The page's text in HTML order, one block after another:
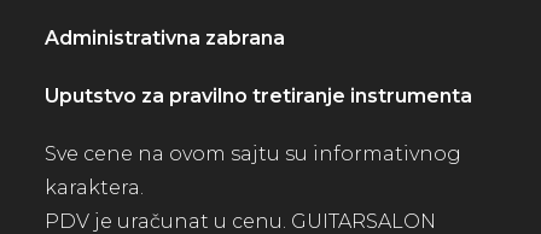
Administrativna zabrana
Uputstvo za pravilno tretiranje instrumenta
Sve cene na ovom sajtu su informativnog
karaktera.
PDV je uračunat u cenu. GUITARSALON